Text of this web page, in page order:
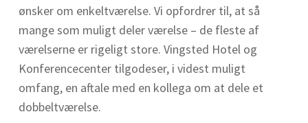
ønsker om enkeltværelse. Vi opfordrer til, at så
mange som muligt deler værelse – de fleste af
værelserne er rigeligt store. Vingsted Hotel og
Konferencecenter tilgodeser, i videst muligt
omfang, en aftale med en kollega om at dele et
dobbeltværelse.